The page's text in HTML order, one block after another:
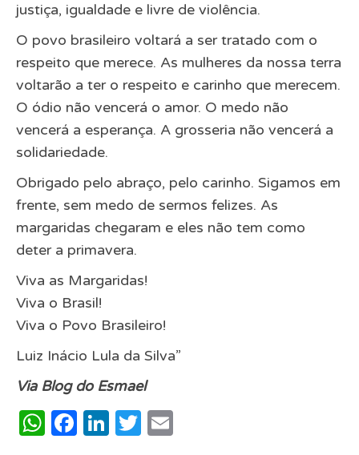
justiça, igualdade e livre de violência.
O povo brasileiro voltará a ser tratado com o
respeito que merece. As mulheres da nossa terra
voltarão a ter o respeito e carinho que merecem.
O ódio não vencerá o amor. O medo não
vencerá a esperança. A grosseria não vencerá a
solidariedade.
Obrigado pelo abraço, pelo carinho. Sigamos em
frente, sem medo de sermos felizes. As
margaridas chegaram e eles não tem como
deter a primavera.
Viva as Margaridas!
Viva o Brasil!
Viva o Povo Brasileiro!
Luiz Inácio Lula da Silva”
Via Blog do Esmael
WhatsApp
Facebook
LinkedIn
Twitter